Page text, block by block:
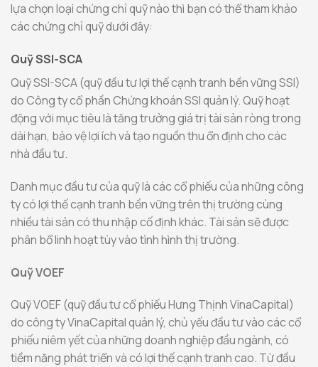
lựa chọn loại chứng chỉ quỹ nào thì bạn có thể tham khảo
các chứng chỉ quỹ dưới đây:
Quỹ SSI-SCA
Quỹ SSI-SCA (quỹ đầu tư lợi thế cạnh tranh bền vững SSI)
do Công ty cổ phần Chứng khoán SSI quản lý. Quỹ hoạt
động với mục tiêu là tăng trưởng giá trị tài sản ròng trong
dài hạn, bảo vệ lợi ích và tạo nguồn thu ổn định cho các
nhà đầu tư.
Danh mục đầu tư của quỹ là các cổ phiếu của những công
ty có lợi thế cạnh tranh bền vững trên thị trường cùng
nhiều tài sản có thu nhập cố định khác. Tài sản sẽ được
phân bổ linh hoạt tùy vào tình hình thị trường.
Quỹ VOEF
Quỹ VOEF (quỹ đầu tư cổ phiếu Hưng Thịnh VinaCapital)
do công ty VinaCapital quản lý, chủ yếu đầu tư vào các cổ
phiếu niêm yết của những doanh nghiệp đầu ngành, có
tiềm năng phát triển và có lợi thế cạnh tranh cao. Từ đầu